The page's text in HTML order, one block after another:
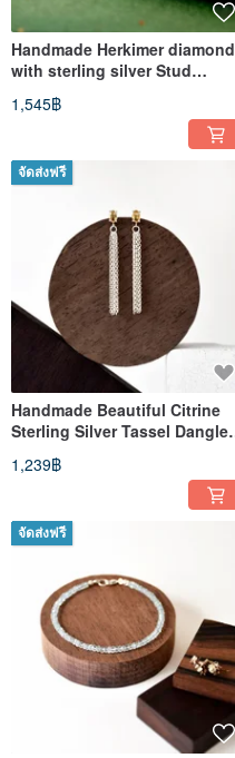
Handmade Herkimer diamond
with sterling silver Stud
Earring, April Birthstone
1,545฿
จัดส่งฟรี
Handmade Beautiful Citrine
Sterling Silver Tassel Dangle
Earring
1,239฿
จัดส่งฟรี